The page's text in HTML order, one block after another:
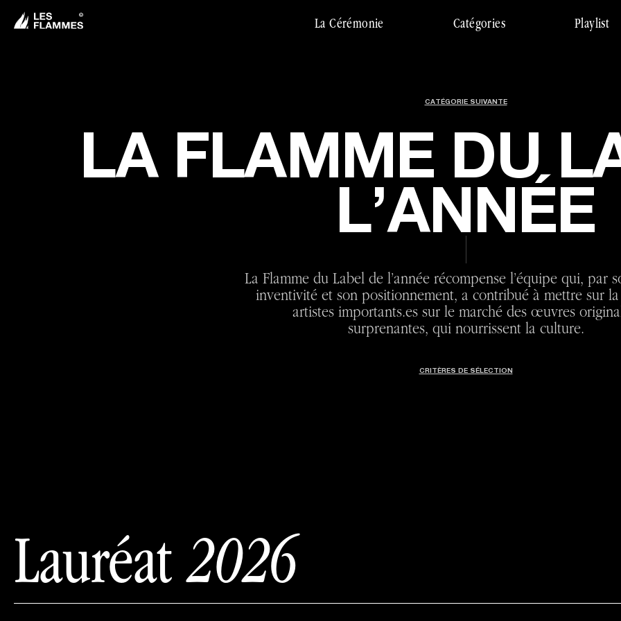
La Cérémonie Catégories Playlist
CATÉGORIE SUIVANTE
LA FLAMME DU
L’ANNÉE
La Flamme du Label de l’année récompense l’équipe qui, par
inventivité et son positionnement, a contribué à mettre sur la
artistes importants.es sur le marché des œuvres
surprenantes, qui nourrissent la culture.
CRITÈRES DE SÉLECTION
Lauréat2026